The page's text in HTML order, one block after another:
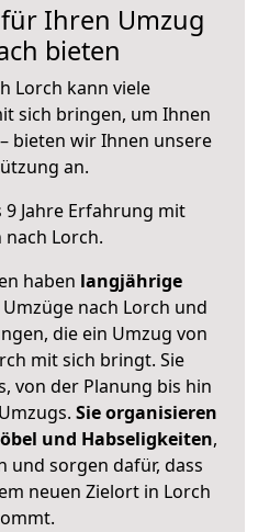
Ihren Umzug
bieten
Lorch kann viele
sich bringen, um Ihnen
bieten wir Ihnen unsere
an.
Jahre Erfahrung mit
nach Lorch.
haben langjährige
nach Lorch und
die ein Umzug von
mit sich bringt. Sie
von der Planung bis hin
Sie organisieren
und Habseligkeiten,
und sorgen dafür, dass
neuen Zielort in Lorch